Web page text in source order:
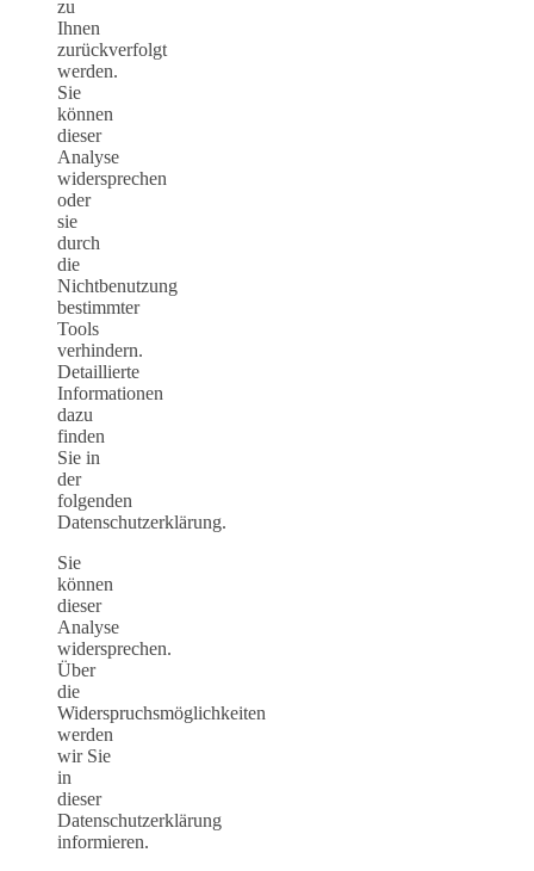
zu
Ihnen
zurückverfolgt
werden.
Sie
können
dieser
Analyse
widersprechen
oder
sie
durch
die
Nichtbenutzung
bestimmter
Tools
verhindern.
Detaillierte
Informationen
dazu
finden
Sie in
der
folgenden
Datenschutzerklärung.
Sie
können
dieser
Analyse
widersprechen.
Über
die
Widerspruchsmöglichkeiten
werden
wir Sie
in
dieser
Datenschutzerklärung
informieren.